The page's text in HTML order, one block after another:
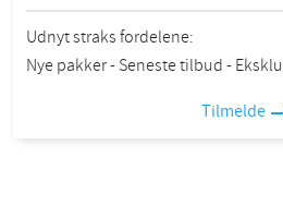
Udnyt straks fordelene:
Nye pakker - Seneste tilbud -
Tilmelde